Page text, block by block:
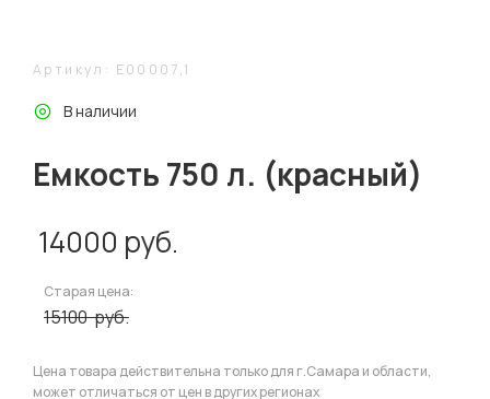
Артикул: E00007,1
В наличии
Емкость 750 л. (красный)
14000 руб.
Старая цена:
15100руб.
Цена товара действительна только для г.Самара и области,
может отличаться от цен в других регионах